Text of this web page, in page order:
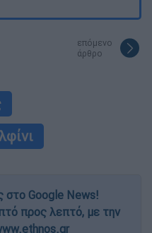
επόμενο
άρθρο
στο Google News!
προς λεπτό, με την